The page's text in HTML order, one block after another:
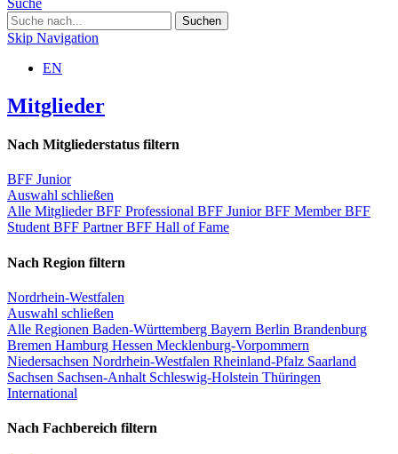
Skip Navigation
EN
Mitglieder
Nach Mitgliederstatus filtern
BFF Junior
Auswahl schließen
Alle MitgliederBFF Professional BFF JuniorBFF MemberBFF
Student BFF PartnerBFF Hall of Fame
Nach Region filtern
Nordrhein-Westfalen
Auswahl schließen
Alle Regionen Baden-Württemberg Bayern Berlin Brandenburg
Bremen Hamburg Hessen Mecklenburg-Vorpommern
Niedersachsen Nordrhein-Westfalen Rheinland-Pfalz Saarland
Sachsen Sachsen-Anhalt Schleswig-Holstein Thüringen
International
Nach Fachbereich filtern